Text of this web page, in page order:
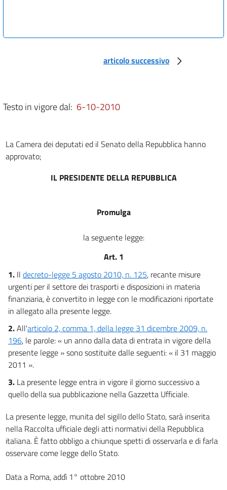
articolo successivo
Testo in vigore dal: 6-10-2010
La Camera dei deputati ed il Senato della Repubblica hanno
approvato;
IL PRESIDENTE DELLA REPUBBLICA
Promulga
la seguente legge:
Art. 1
1. Il decreto-legge 5 agosto 2010, n. 125, recante misure
urgenti per il settore dei trasporti e disposizioni in materia
finanziaria, è convertito in legge con le modificazioni riportate
in allegato alla presente legge.
2.All'articolo 2, comma 1, della legge 31 dicembre 2009, n.
196, le parole: « un anno dalla data di entrata in vigore della
presente legge » sono sostituite dalle seguenti: « il 31 maggio
2011 ».
3. La presente legge entra in vigore il giorno successivo a
quello della sua pubblicazione nella Gazzetta Ufficiale.
La presente legge, munita del sigillo dello Stato, sarà inserita
nella Raccolta ufficiale degli atti normativi della Repubblica
italiana. È fatto obbligo a chiunque spetti di osservarla e di farla
osservare come legge dello Stato.
Data a Roma, addì 1° ottobre 2010